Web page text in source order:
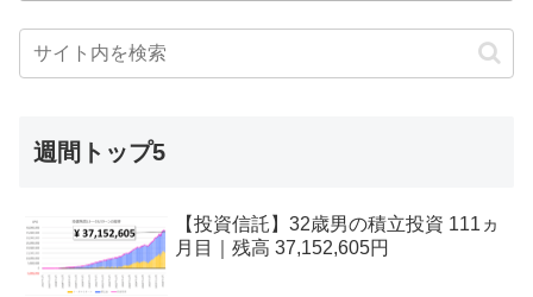
週間トップ5
【投資信託】32歳男の積立投資 111ヵ
月目｜残高 37,152,605円